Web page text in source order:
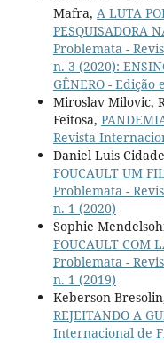
Mafra, A LUTA
PESQUISADORA
Problemata -
n. 3 (2020):
GÊNERO - Edição
Miroslav Milovic,
Feitosa,
Revista
Daniel Luis
FOUCAULT UM
Problemata -
n. 1 (2020)
Sophie
FOUCAULT COM
Problemata -
n. 1 (2019)
Keberson
REJEITANDO A
Internacional de